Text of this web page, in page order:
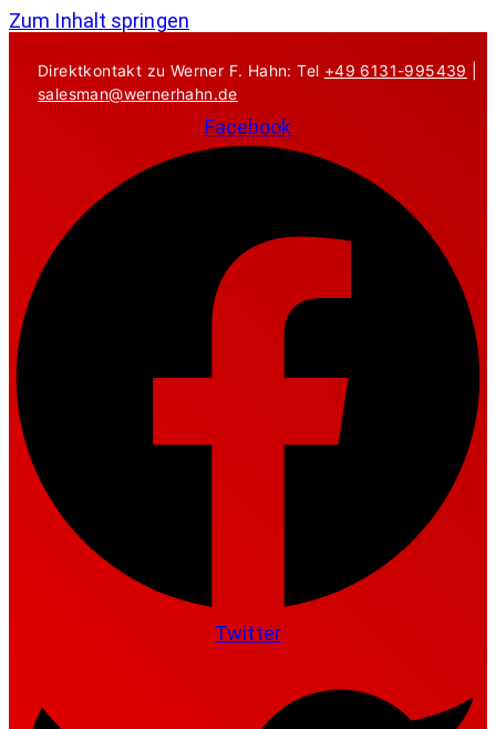
Zum Inhalt springen
Direktkontakt zu Werner F. Hahn: Tel +49 6131-995439
salesman@wernerhahn.de
Facebook
Twitter